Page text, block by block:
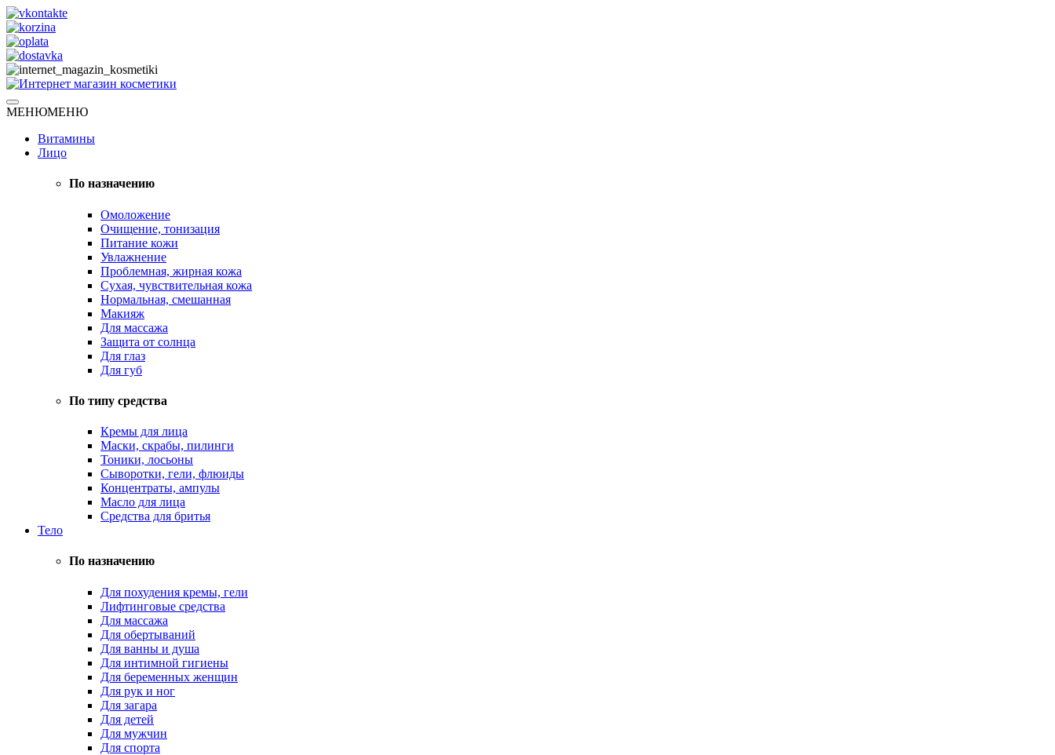
Skip
to
content
Интернет магазин косметики
Натуральная косметика
МЕНЮМЕНЮ
Витамины
Лицо
По назначению
Омоложение
Очищение, тонизация
Питание кожи
Увлажнение
Проблемная, жирная кожа
Сухая, чувствительная кожа
Нормальная, смешанная
Макияж
Для массажа
Защита от солнца
Для глаз
Для губ
По типу средства
Кремы для лица
Маски, скрабы, пилинги
Тоники, лосьоны
Сыворотки, гели, флюиды
Концентраты, ампулы
Масло для лица
Средства для бритья
Тело
По назначению
Для похудения кремы, гели
Лифтинговые средства
Для массажа
Для обертываний
Для ванны и душа
Для интимной гигиены
Для беременных женщин
Для рук и ног
Для загара
Для детей
Для мужчин
Для спорта